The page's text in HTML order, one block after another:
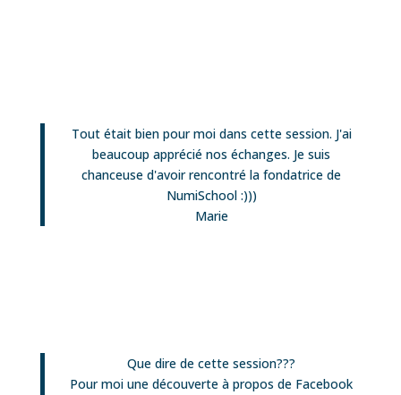
Tout était bien pour moi dans cette session. J'ai
beaucoup apprécié nos échanges. Je suis
chanceuse d'avoir rencontré la fondatrice de
NumiSchool :)))
Marie
Que dire de cette session???
Pour moi une découverte à propos de Facebook